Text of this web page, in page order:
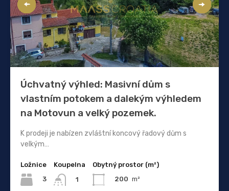
Úchvatný výhled: Masivní dům s
vlastním potokem a dalekým výhledem
na Motovun a velký pozemek.
K prodeji je nabízen zvláštní koncový řadový dům s
velkým…
Ložnice
3
Koupelna
1
Obytný prostor (m²)
200 m²